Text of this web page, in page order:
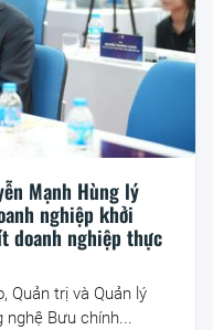
Mạnh Hùng lý
nghiệp khởi
doanh nghiệp thực
Quản trị và Quản lý
nghệ Bưu chính...